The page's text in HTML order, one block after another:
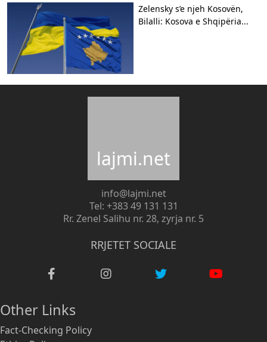
Zelensky s’e njeh Kosovën,
Bilalli: Kosova e Shqipëria...
lajmi.net
info@lajmi.net
Tel: +383 49 131 131
Rr. Zenel Salihu nr. 28, zyrja nr. 5
RRJETET SOCIALE
Other Links
Fact-Checking Policy